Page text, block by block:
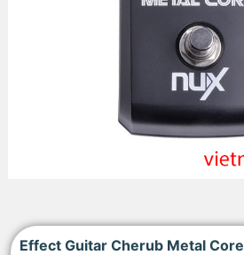
Effect Guitar Cherub Metal Core